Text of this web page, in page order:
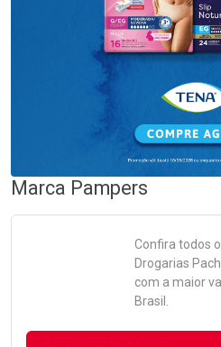
Marca Pampers
Confira todos
Drogarias
com a maior
Brasil.